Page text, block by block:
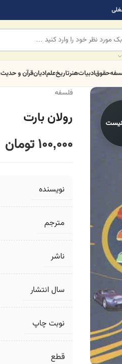
حقوقادبیاتهنرتاریخعلمادیانقرآن و حدیث
فلسفه
رولان بارت
100,000 تومان
نویسنده
مترجم
ناشر
سال انتشار
نوبت چاپ
قطع